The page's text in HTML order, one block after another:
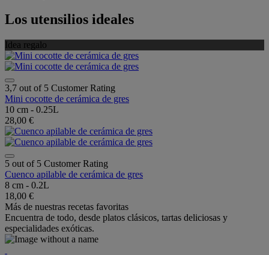
Los utensilios ideales
Idea regalo
3,7 out of 5 Customer Rating
Mini cocotte de cerámica de gres
10 cm - 0.25L
28,00 €
5 out of 5 Customer Rating
Cuenco apilable de cerámica de gres
8 cm - 0.2L
18,00 €
Más de nuestras recetas favoritas
Encuentra de todo, desde platos clásicos, tartas deliciosas y
especialidades exóticas.